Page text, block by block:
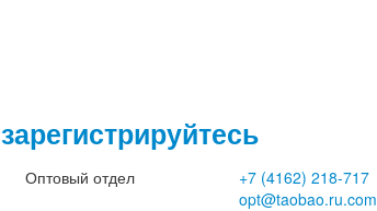
зарегистрируйтесь
Оптовый отдел +7 (4162) 218-717
opt@taobao.ru.com